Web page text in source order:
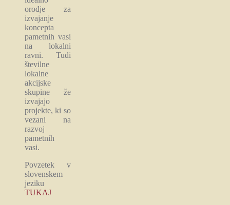
orodje za
izvajanje
koncepta
pametnih vasi
na lokalni
ravni. Tudi
številne
lokalne
akcijske
skupine že
izvajajo
projekte, ki so
vezani na
razvoj
pametnih
vasi.
Povzetek v
slovenskem
jeziku
TUKAJ